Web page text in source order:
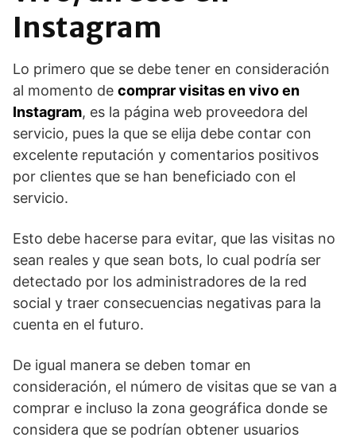
Instagram
Lo primero que se debe tener en consideración
al momento de comprar visitas en vivo en
Instagram, es la página web proveedora del
servicio, pues la que se elija debe contar con
excelente reputación y comentarios positivos
por clientes que se han beneficiado con el
servicio.
Esto debe hacerse para evitar, que las visitas no
sean reales y que sean bots, lo cual podría ser
detectado por los administradores de la red
social y traer consecuencias negativas para la
cuenta en el futuro.
De igual manera se deben tomar en
consideración, el número de visitas que se van a
comprar e incluso la zona geográfica donde se
considera que se podrían obtener usuarios